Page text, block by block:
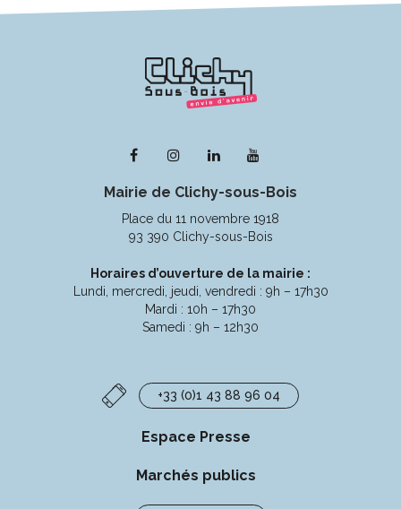
Lien
le
compte
Facebook
Lien
le
compte
Instagram
Lien
le
compte
Linkedin
la
chaîne
Youtube
Mairie de Clichy-sous-Bois
Place du 11 novembre 1918
93 390 Clichy-sous-Bois
Horaires d’ouverture de la mairie :
Lundi, mercredi, jeudi, vendredi : 9h – 17h30
Mardi : 10h – 17h30
Samedi : 9h – 12h30
+33 (0)1 43 88 96 04
Espace Presse
Marchés publics